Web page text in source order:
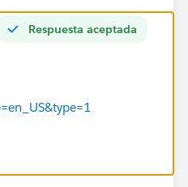
Respuesta aceptada